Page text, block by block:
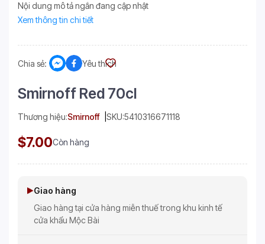
Nội dung mô tả ngắn đang cập nhật
Xem thông tin chi tiết
Chia sẻ: Yêu thích
Smirnoff Red 70cl
Thương hiệu:Smirnoff SKU:5410316671118
$7.00Còn hàng
Giao hàng
Giao hàng tại cửa hàng miễn thuế trong khu kinh tế
cửa khẩu Mộc Bài